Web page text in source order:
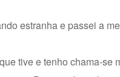
estranha e passei a
tive e tenho chama-se